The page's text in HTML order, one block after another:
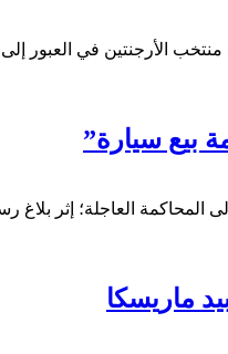
بيع سيارة”
العاجلة؛ إثر بلاغ
ماريسكا